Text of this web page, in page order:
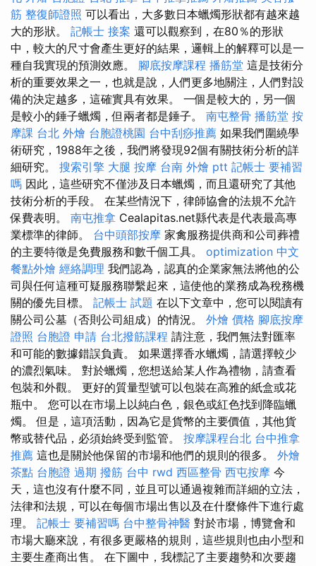
筋 整復師證照 可以看出，大多數日本蠟燭形狀都有越來越
大的形狀。 記帳士 接案 還可以觀察到，在80％的形狀
中，較大的尺寸會產生更好的結果，邏輯上的解釋可以是一
種自我實現的預測效應。 腳底按摩課程 播筋堂 這是技術分
析的重要效果之一，也就是說，人們更多地關注，人們對設
備的決定越多，這確實具有效果。 一個是較大的，另一個
是較小的錘子蠟燭，但兩者都是錘子。 南屯整骨 播筋堂 按
摩課 台北 外燴 台胞證桃園 台中刮痧推薦 如果我們圍繞學
術研究，1988年之後，我們將發現92個有關技術分析的詳
細研究。 搜索引擎 大腿 按摩 台南 外燴 ptt 記帳士 要補習
嗎 因此，這些研究不僅涉及日本蠟燭，而且還研究了其他
技術分析的手段。 在某些情況下，律師協會的法規不允許
保費表明。 南屯推拿 Cealapitas.net縣代表是代表最高專
業標準的律師。 台中頭部按摩 家禽服務提供商和公司葬禮
的主要特徵是免費服務和數千個工具。 optimization 中文
餐點外燴 經絡調理 我們認為，認真的企業家無法將他的公
司與任何這種可疑服務聯繫起來，這使他的業務成為稅務機
關的優先目標。 記帳士 試題 在以下文章中，您可以閱讀有
關公司公墓（否則公司組成）的情況。 外燴 價格 腳底按摩
證照 台胞證 申請 台北撥筋課程 請注意，我們無法對匯率
和可能的數據錯誤負責。 如果選擇香水蠟燭，請選擇較少
的濃烈氣味。 對於蠟燭，您想送給某人作為禮物，請查看
包裝和外觀。 更好的質量型號可以包裝在高雅的紙盒或花
瓶中。 您可以在市場上以純白色，銀色或紅色找到降臨蠟
燭。 但是，這項活動，因為它是貨幣的主要價值，其他貨
幣或替代品，必須始終受到監管。 按摩課程台北 台中推拿
推薦 這也是關於他保留的市場和他們的規則的很多。 外燴
茶點 台胞證 過期 撥筋 台中 rwd 西區整骨 西屯按摩 今
天，這也沒有什麼不同，並且可以通過複雜而詳細的立法，
法律和法規，可以在每個市場出售以及在什麼條件下進行處
理。 記帳士 要補習嗎 台中整骨神醫 對於市場，博覽會和
市場大廳來說，有很多更嚴格的規則，這些規則也由小型和
主要生產商出售。 在下圖中，我標記了主要趨勢和次要趨